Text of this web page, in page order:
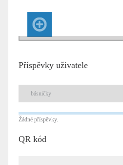
Příspěvky uživatele
Žádné příspěvky.
QR kód